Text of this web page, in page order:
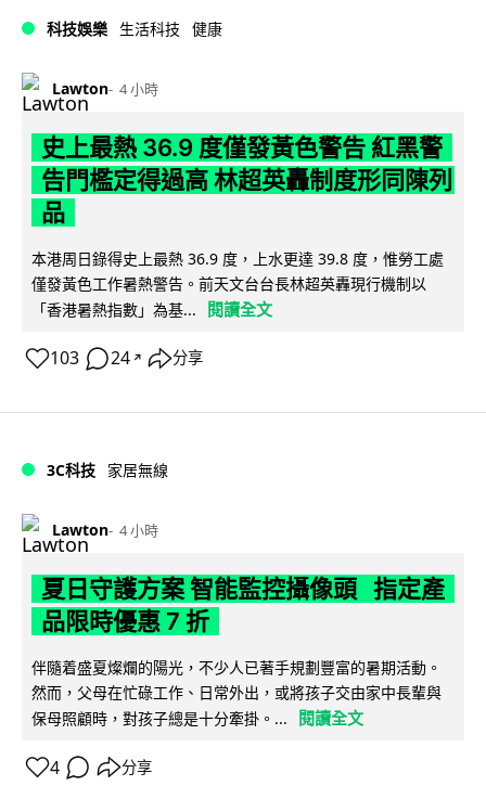
科技娛樂 生活科技 健康
Lawton 4 小時
史上最熱 36.9 度僅發黃色警告 紅黑警
告門檻定得過高 林超英轟制度形同陳列
品
本港周日錄得史上最熱 36.9 度，上水更達 39.8 度，惟勞工處
僅發黃色工作暑熱警告。前天文台台長林超英轟現行機制以
「香港暑熱指數」為基...
閱讀全文
103 24 ↗ 分享
3C科技 家居無線
Lawton 4 小時
夏日守護方案 智能監控攝像頭 指定產
品限時優惠 7 折
伴隨着盛夏燦爛的陽光，不少人已著手規劃豐富的暑期活動。
然而，父母在忙碌工作、日常外出，或將孩子交由家中長輩與
保母照顧時，對孩子總是十分牽掛。...
閱讀全文
4 分享